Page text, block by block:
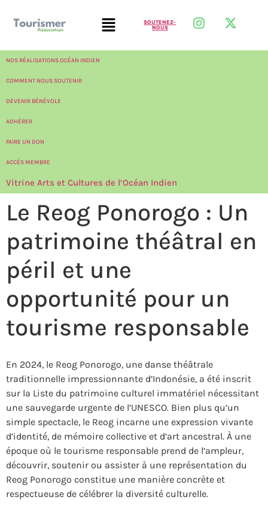
SOUTENEZ-
NOUS
NOS RÉALISATIONS OCÉAN INDIEN
COMMENT NOUS SOUTENIR
DEVENIR BÉNÉVOLE
ADHÉRER
FAIRE UN DON
ACCÈS MEMBRE
Vitrine Arts et Cultures de l’Océan Indien
Le Reog Ponorogo : Un
patrimoine théâtral en
péril et une
opportunité pour un
tourisme responsable
En 2024, le Reog Ponorogo, une danse théâtrale
traditionnelle impressionnante d’Indonésie, a été inscrit
sur la Liste du patrimoine culturel immatériel nécessitant
une sauvegarde urgente de l’UNESCO. Bien plus qu’un
simple spectacle, le Reog incarne une expression vivante
d’identité, de mémoire collective et d’art ancestral. À une
époque où le tourisme responsable prend de l’ampleur,
découvrir, soutenir ou assister à une représentation du
Reog Ponorogo constitue une manière concrète et
respectueuse de célébrer la diversité culturelle.